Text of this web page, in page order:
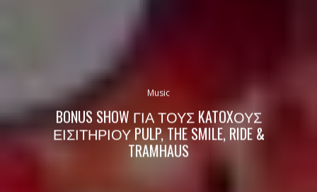
Music
BONUS SHOW ΓΙΑ ΤΟΥΣ KATOXΟΥΣ
ΕΙΣΙΤΗΡΙΟΥ PULP, THE SMILE, RIDE &
TRAMHAUS